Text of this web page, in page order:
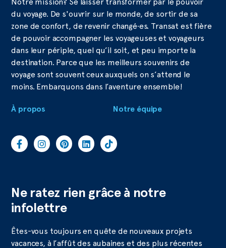
Notre mission? Se laisser transformer par le pouvoir
du voyage. De s'ouvrir sur le monde, de sortir de sa
zone de confort, de revenir changé·es. Transat est fière
de pouvoir accompagner les voyageuses et voyageurs
dans leur périple, quel qu’il soit, et peu importe la
destination. Parce que les meilleurs souvenirs de
voyage sont souvent ceux auxquels on s’attend le
moins. Embarquons dans l’aventure ensemble!
À propos Notre équipe
Ne ratez rien grâce à notre
infolettre
Êtes-vous toujours en quête de nouveaux projets
vacances, à l’affût des aubaines et des plus récentes